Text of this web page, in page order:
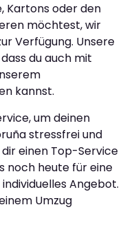
Kartons oder den
möchtest, wir
Verfügung. Unsere
du auch mit
kannst.
um deinen
stressfrei und
einen Top-Service
noch heute für eine
Angebot.
Umzug